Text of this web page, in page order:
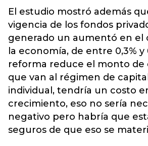
El estudio mostró además
vigencia de los fondos
generado un aumentó en el
la economía, de entre 0,3% y
reforma reduce el monto de
que van al régimen de
individual, tendría un costo
crecimiento, eso no sería
negativo pero habría que
seguros de que eso se